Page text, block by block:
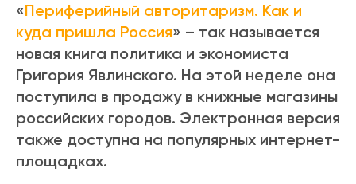
«Периферийный авторитаризм. Как и
куда пришла Россия» – так называется
новая книга политика и экономиста
Григория Явлинского. На этой неделе она
поступила в продажу в книжные магазины
российских городов. Электронная версия
также доступна на популярных интернет-
площадках.